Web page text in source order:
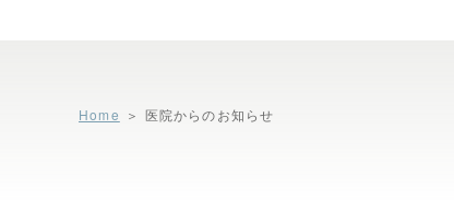
Home 医院からのお知らせ